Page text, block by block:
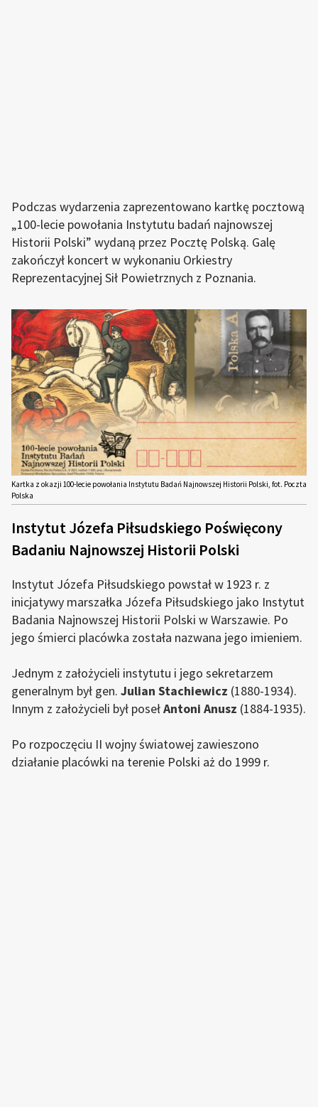
Podczas wydarzenia zaprezentowano kartkę pocztową
„100-lecie powołania Instytutu badań najnowszej
Historii Polski” wydaną przez Pocztę Polską. Galę
zakończył koncert w wykonaniu Orkiestry
Reprezentacyjnej Sił Powietrznych z Poznania.
Kartka z okazji 100-lecie powołania Instytutu Badań Najnowszej Historii Polski, fot. Poczta
Polska
Instytut Józefa Piłsudskiego Poświęcony
Badaniu Najnowszej Historii Polski
Instytut Józefa Piłsudskiego powstał w 1923 r. z
inicjatywy marszałka Józefa Piłsudskiego jako Instytut
Badania Najnowszej Historii Polski w Warszawie. Po
jego śmierci placówka została nazwana jego imieniem.
Jednym z założycieli instytutu i jego sekretarzem
generalnym był gen. Julian Stachiewicz (1880-1934).
Innym z założycieli był posełAntoni Anusz (1884-1935).
Po rozpoczęciu II wojny światowej zawieszono
działanie placówki na terenie Polski aż do 1999 r.